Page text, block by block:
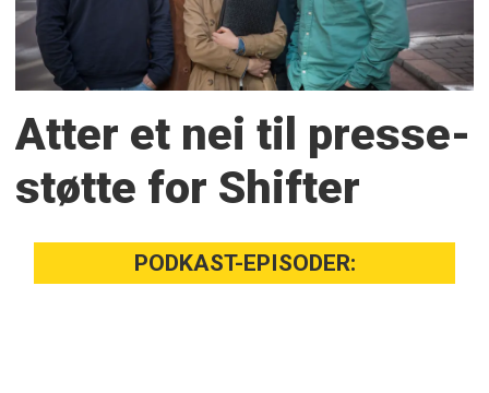
Atter et nei til presse­
støtte for Shifter
PODKAST-EPISODER: